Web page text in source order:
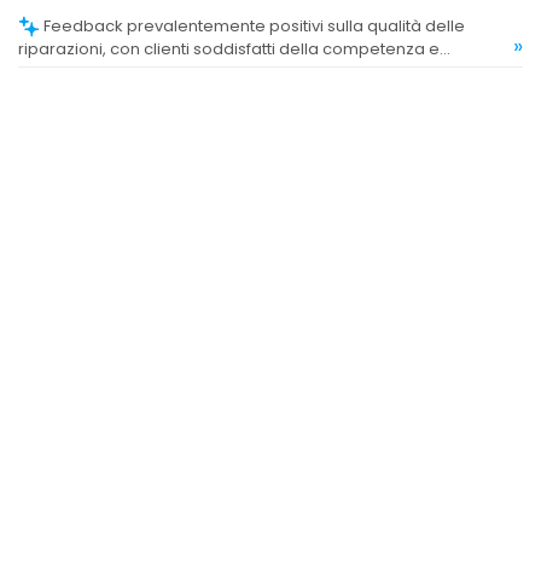
riparazioni, con clienti soddisfatti della competenza e
»